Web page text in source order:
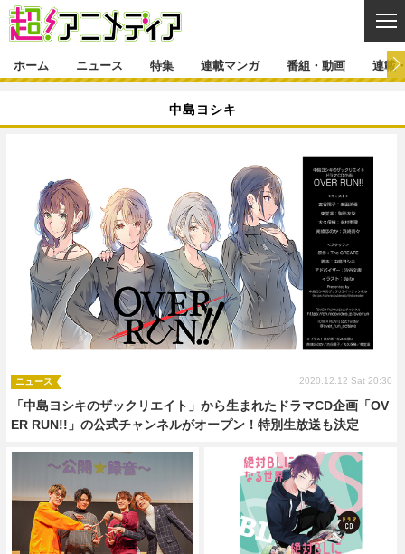
ゲーム・アプリ マンガ
映画
グッズ イベント
声優 コスプレ
舞台 新帝スタ
特集一覧 カバー
インタビュー レポート
ラキりす
連載マンガ
連載マンガ一覧 連載一覧
番組・動画
番組・動画一覧 ラジオ
動画
連載・ブログ
連載・ブログ一覧 コラム
編集部ブログ・お知らせ
ホーム ニュース 特集 連載マンガ 番組・動画 連載
中島ヨシキ
「中島ヨシキのザックリエイト」から生まれたドラマCD企画「OV
ER RUN!!」の公式チャンネルがオープン！特別生放送も決定
ニュース 2020.12.12 Sat 20:30